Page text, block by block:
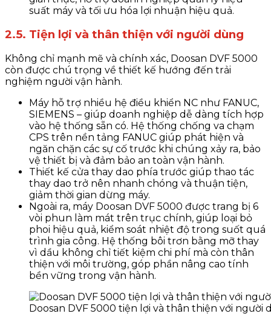
suất máy và tối ưu hóa lợi nhuận hiệu quả.
2.5. Tiện lợi và thân thiện với người dùng
Không chỉ mạnh mẽ và chính xác, Doosan DVF 5000
còn được chú trọng về thiết kế hướng đến trải
nghiệm người vận hành.
Máy hỗ trợ nhiều hệ điều khiển NC như FANUC,
SIEMENS – giúp doanh nghiệp dễ dàng tích hợp
vào hệ thống sẵn có. Hệ thống chống va chạm
CPS trên nền tảng FANUC giúp phát hiện và
ngăn chặn các sự cố trước khi chúng xảy ra, bảo
vệ thiết bị và đảm bảo an toàn vận hành.
Thiết kế cửa thay dao phía trước giúp thao tác
thay dao trở nên nhanh chóng và thuận tiện,
giảm thời gian dừng máy.
Ngoài ra, máy Doosan DVF 5000 được trang bị 6
vòi phun làm mát trên trục chính, giúp loại bỏ
phoi hiệu quả, kiểm soát nhiệt độ trong suốt quá
trình gia công. Hệ thống bôi trơn bằng mỡ thay
vì dầu không chỉ tiết kiệm chi phí mà còn thân
thiện với môi trường, góp phần nâng cao tính
bền vững trong vận hành.
Doosan DVF 5000 tiện lợi và thân thiện với người